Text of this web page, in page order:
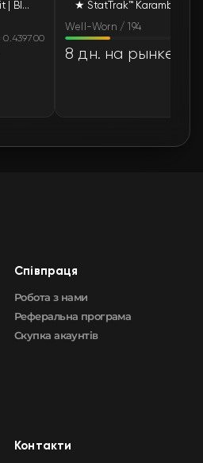
★ StatTrak™ Karambit | Black Laminate (Well-Worn)
0.439700
Well-Worn / 194
8 дн. на рынке
Cпівпраця
Робота з нами
Реферальна програма
Скупка акаунтів
Контакти